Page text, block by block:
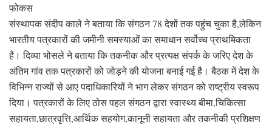
फोकस
संस्थापक संदीप काले ने बताया कि संगठन 78 देशों तक पहुंच चुका है,लेकिन
भारतीय पत्रकारों की जमीनी समस्याओं का समाधान सर्वोच्च प्राथमिकता
है। दिव्या भोसले ने बताया कि तकनीक और प्रत्यक्ष संपर्क के जरिए देश के
अंतिम गांव तक पत्रकारों को जोड़ने की योजना बनाई गई है। बैठक में देश के
विभिन्न राज्यों से आए पदाधिकारियों ने भाग लेकर संगठन को राष्ट्रीय स्वरूप
दिया। पत्रकारों के लिए ठोस पहल संगठन द्वारा स्वास्थ्य बीमा,चिकित्सा
सहायता,छात्रवृत्ति,आर्थिक सहयोग,कानूनी सहायता और तकनीकी प्रशिक्षण